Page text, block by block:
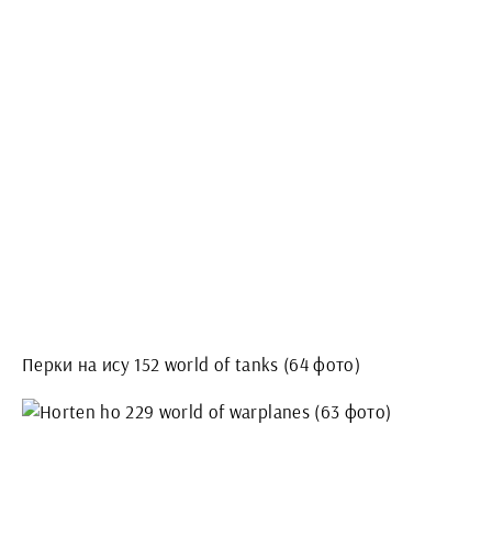
Перки на ису 152 world of tanks (64 фото)